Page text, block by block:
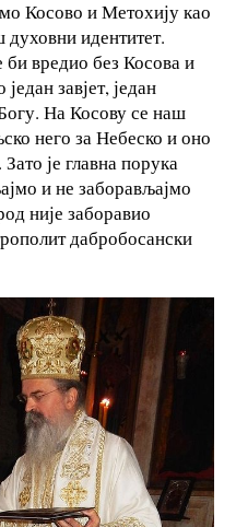
Косово и Метохију као
идентитет.
вредио без Косова и
завјет, један
На Косову се наш
него за Небеско и оно
је главна порука
и не заборављајмо
није заборавио
дабробосански